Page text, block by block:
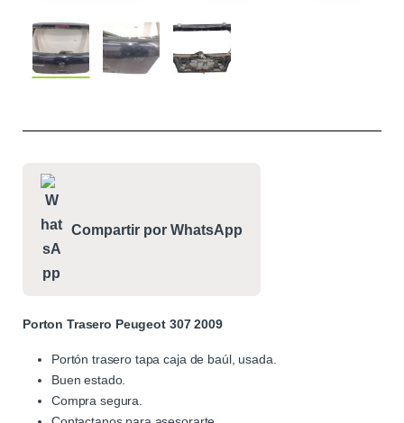
Compartir por WhatsApp
Porton Trasero Peugeot 307 2009
Portón trasero tapa caja de baúl, usada.
Buen estado.
Compra segura.